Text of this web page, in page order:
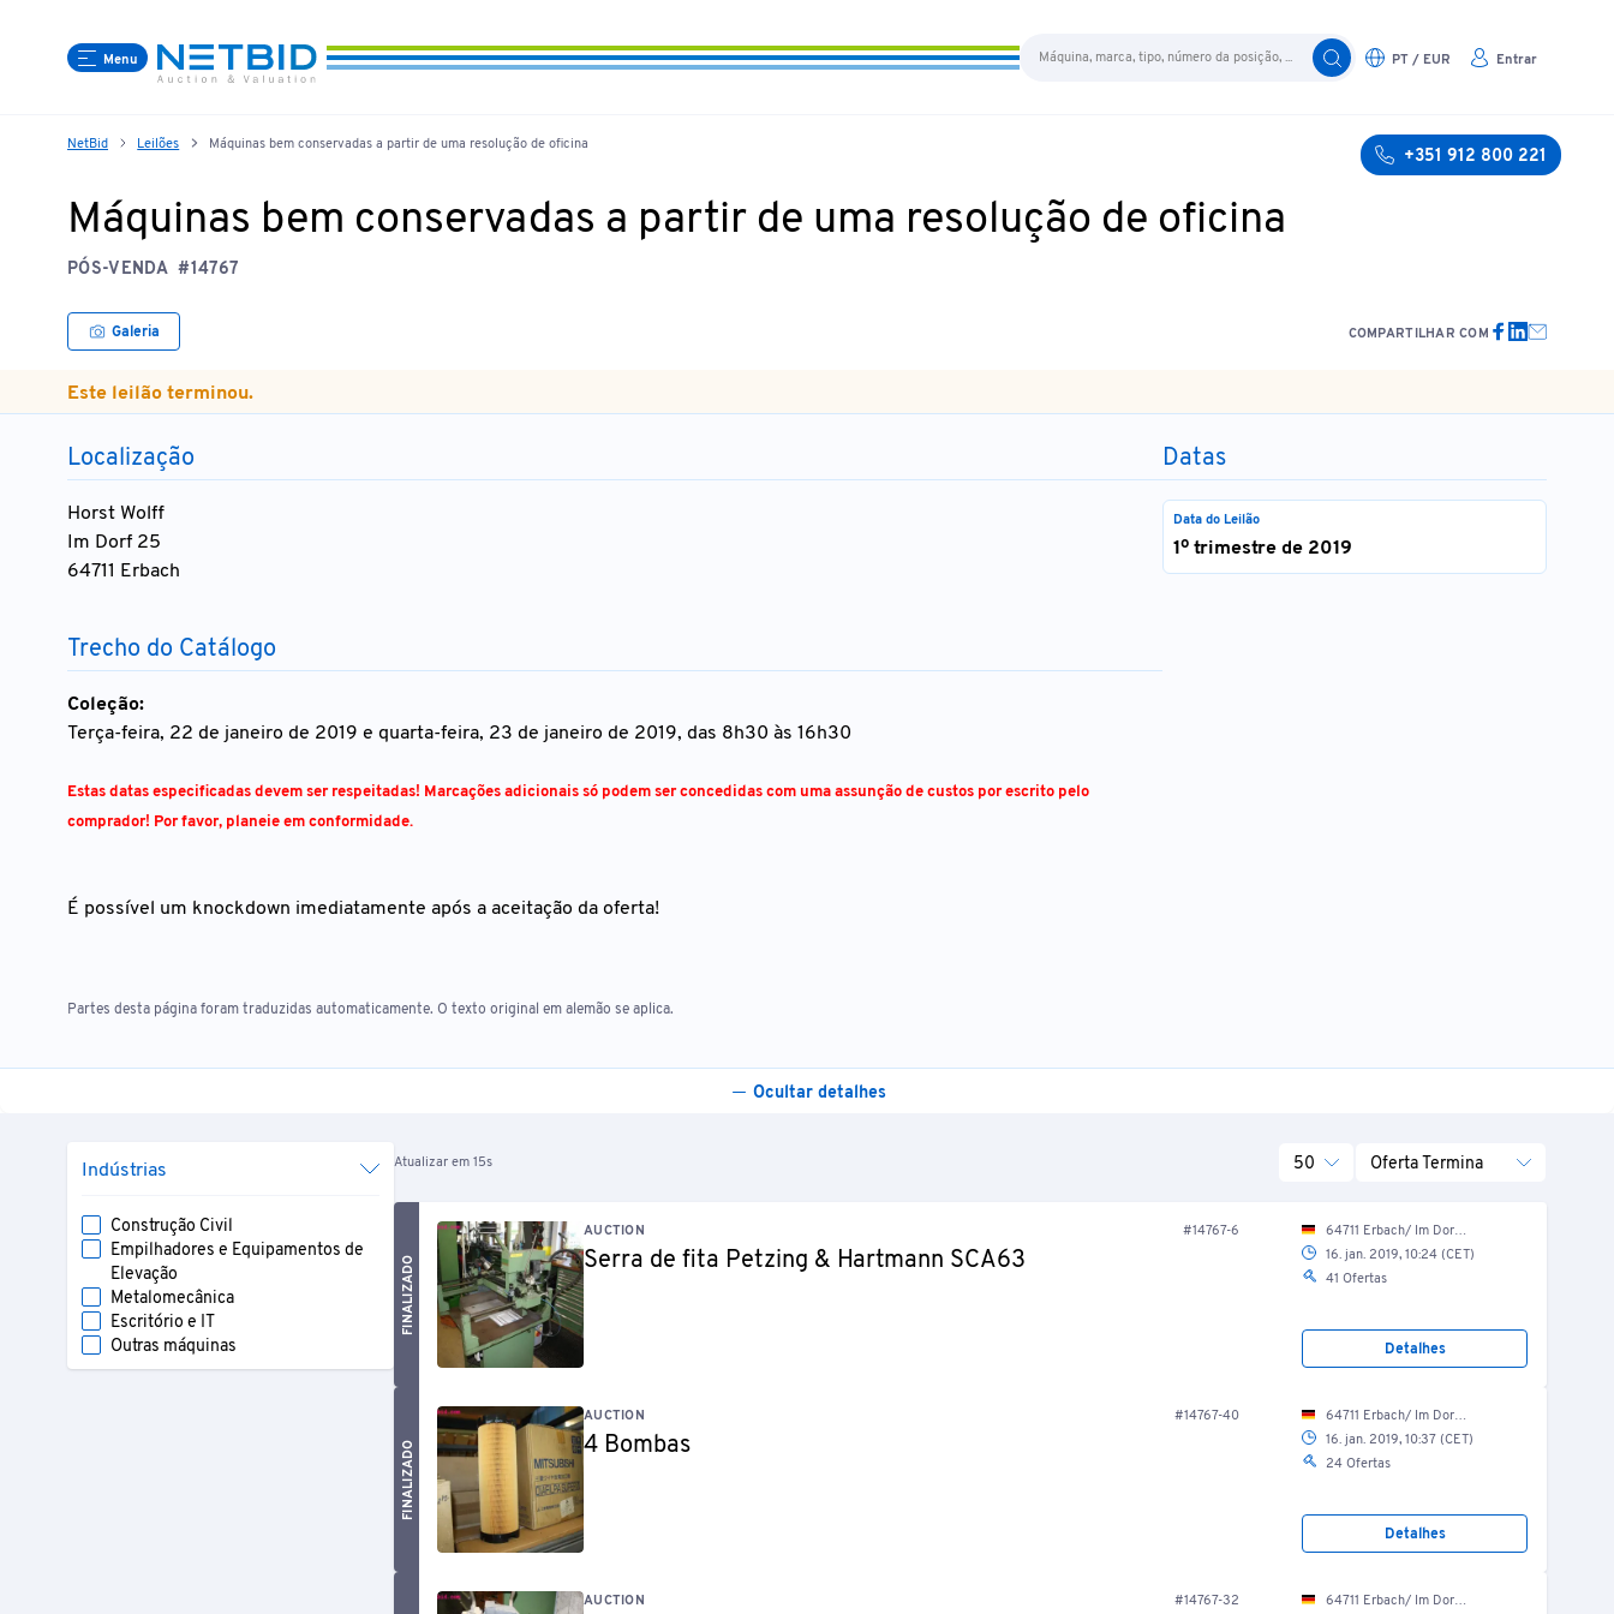
Menu PT / EUR Entrar
NetBid Leilões Máquinas bem conservadas a partir de uma resolução de oficina
+351 912 800 221
Máquinas bem conservadas a partir de uma resolução de oficina
PÓS-VENDA #14767
Galeria COMPARTILHAR COM
Este leilão terminou.
Datas
Data do Leilão
1º trimestre de 2019
Localização
Horst Wolff
Im Dorf 25
64711 Erbach
Trecho do Catálogo
Coleção:
Terça-feira, 22 de janeiro de 2019 e quarta-feira, 23 de janeiro de 2019, das 8h30 às 16h30
Estas datas especificadas devem ser respeitadas! Marcações adicionais só podem ser concedidas com uma assunção de custos por escrito pelo
comprador! Por favor, planeie em conformidade.
É possível um knockdown imediatamente após a aceitação da oferta!
Partes desta página foram traduzidas automaticamente. O texto original em alemão se aplica.
Ocultar detalhes
Indústrias
Construção Civil
Empilhadores e Equipamentos de
Elevação
Metalomecânica
Escritório e IT
Outras máquinas
Atualizar em 15s 50 Oferta Termina
FINALIZADO
AUCTION #14767-6
Serra de fita Petzing & Hartmann SCA63
64711 Erbach/ Im Dorf 25
16. jan. 2019, 10:24 (CET)
41 Ofertas
Detalhes
FINALIZADO
AUCTION #14767-40
4 Bombas
64711 Erbach/ Im Dorf 25
16. jan. 2019, 10:37 (CET)
24 Ofertas
Detalhes
AUCTION #14767-32
64711 Erbach/ Im Dorf 25